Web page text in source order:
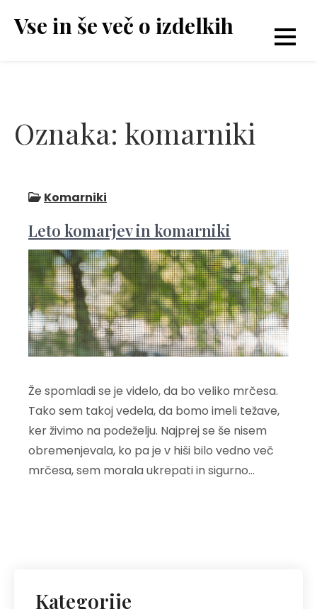
Vse in še več o izdelkih
Oznaka: komarniki
Komarniki
Leto komarjev in komarniki
Že spomladi se je videlo, da bo veliko mrčesa.
Tako sem takoj vedela, da bomo imeli težave,
ker živimo na podeželju. Najprej se še nisem
obremenjevala, ko pa je v hiši bilo vedno več
mrčesa, sem morala ukrepati in sigurno…
Kategorije